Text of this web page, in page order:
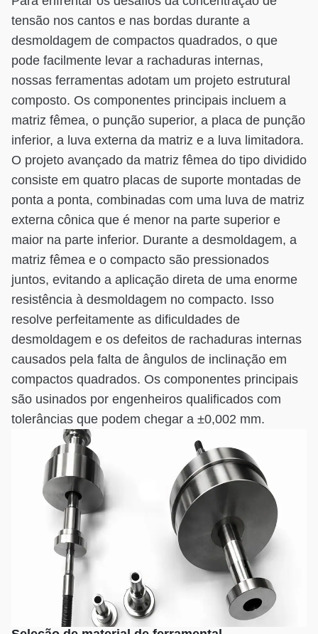
tensão nos cantos e nas bordas durante a
desmoldagem de compactos quadrados, o que
pode facilmente levar a rachaduras internas,
nossas ferramentas adotam um projeto estrutural
composto. Os componentes principais incluem a
matriz fêmea, o punção superior, a placa de punção
inferior, a luva externa da matriz e a luva limitadora.
O projeto avançado da matriz fêmea do tipo dividido
consiste em quatro placas de suporte montadas de
ponta a ponta, combinadas com uma luva de matriz
externa cônica que é menor na parte superior e
maior na parte inferior. Durante a desmoldagem, a
matriz fêmea e o compacto são pressionados
juntos, evitando a aplicação direta de uma enorme
resistência à desmoldagem no compacto. Isso
resolve perfeitamente as dificuldades de
desmoldagem e os defeitos de rachaduras internas
causados pela falta de ângulos de inclinação em
compactos quadrados. Os componentes principais
são usinados por engenheiros qualificados com
tolerâncias que podem chegar a ±0,002 mm.